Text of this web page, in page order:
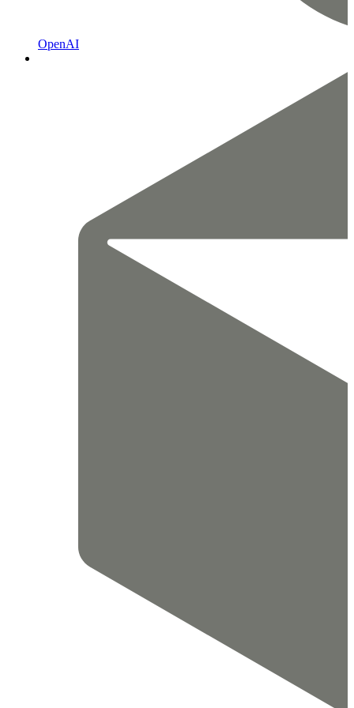
OpenAI